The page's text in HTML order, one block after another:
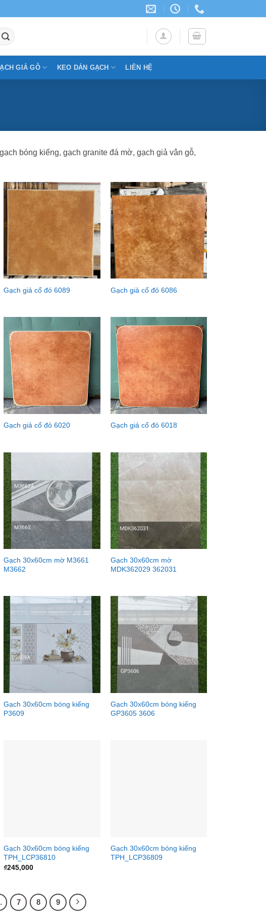
GIẢ GỖ KEO DÁN GẠCH LIÊN HỆ
bóng kiếng, gạch granite đá mờ, gạch giả vân gỗ,
Gạch giả cổ đỏ 6089 Gạch giả cổ đỏ 6086
Gạch giả cổ đỏ 6020 Gạch giả cổ đỏ 6018
Gạch 30x60cm mờ M3661
M3662
Gạch 30x60cm mờ
MDK362029 362031
Gạch 30x60cm bóng kiếng
P3609
Gạch 30x60cm bóng kiếng
GP3605 3606
Gạch 30x60cm bóng kiếng
TPH_LCP36810
₫245,000
Gạch 30x60cm bóng kiếng
TPH_LCP36809
7 8 9